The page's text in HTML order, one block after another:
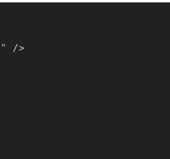
" />